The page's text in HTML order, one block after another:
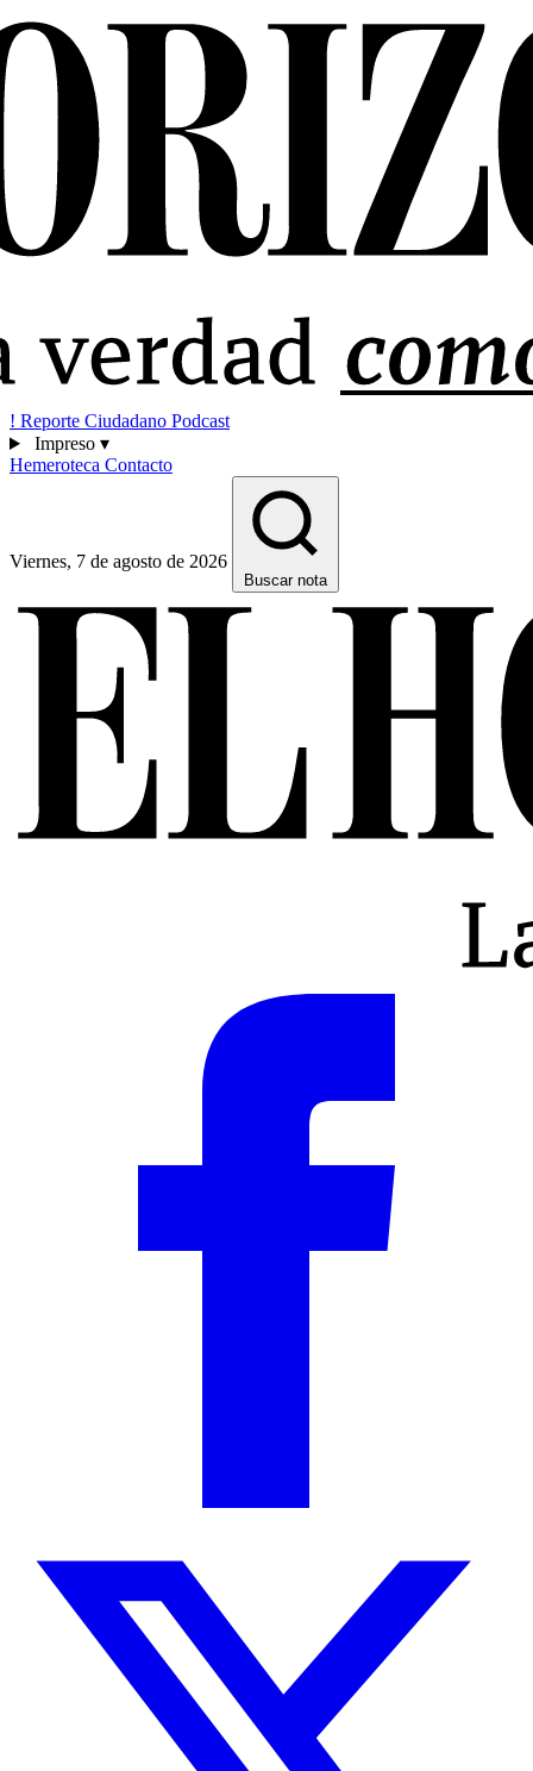
! Reporte Ciudadano Podcast
Impreso ▾
Hemeroteca Contacto
Viernes, 7 de agosto de 2026
Buscar nota